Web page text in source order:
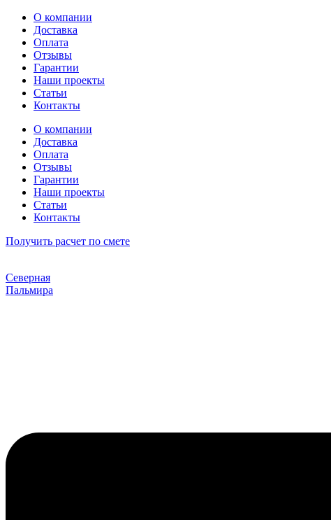
Перейти
содержимому
О компании
Доставка
Оплата
Отзывы
Гарантии
Наши проекты
Статьи
Контакты
О компании
Доставка
Оплата
Отзывы
Гарантии
Наши проекты
Статьи
Контакты
Получить расчет по смете
Северная
Пальмира